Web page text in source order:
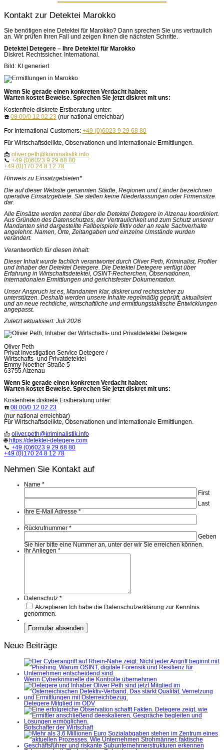
Kontakt zur Detektei Marokko
Sie benötigen eine Detektei für Marokko? Dann sprechen Sie uns vertraulich
an. Wir prüfen Ihren Fall und zeigen Ihnen die nächsten Schritte.
Detektei Detegere – Ihre Detektei für Marokko
Diskret. Rechtssicher. International.
Bild: KI generiert
Wenn Sie gerade einen konkreten Verdacht haben:
Warten kostet Beweise. Sprechen Sie jetzt diskret mit uns:
Kostenfreie diskrete Erstberatung unter:
☎️ 08 00/0 12 02 23 (nur national erreichbar)
For International Customers: +49 (0)6023 9 29 68 80
Für Wirtschaftsdelikte, Observationen und internationale Ermittlungen.
📩 oliver.peth@kriminalistik.info
📞 +49 (0)6023 9 29 68 80
+49 (0)170 24 8 12 78
Hinweis zu Einsatzgebieten*
Die auf dieser Website genannten Städte, Regionen und Länder bezeichnen
operative Einsatzgebiete. Sie stellen keine Niederlassungen oder Firmensitze
dar.
Alle Einsätze werden zentral über die Detektei Detegere in Alzenau koordiniert.
Aus Gründen des Datenschutzes, der Vertraulichkeit und zum Schutz unserer
Mandanten sind dargestellte Fallbeispiele fiktiv oder an reale Sachverhalte
angelehnt. Namen, Orte, Zeitangaben und einzelne Umstände wurden
verändert.
Verantwortlich für diesen Inhalt:
Dieser Inhalt wurde fachlich verantwortet durch Oliver Peth, Kriminalist, Profiler
und Inhaber der Detektei Detegere. Die Detektei Detegere verfügt über
Erfahrung in Wirtschaftsdetektei, OSINT-Recherchen, Observationen,
internationalen Ermittlungen und gerichtsfester Dokumentation.
Unser Anspruch ist es, Mandanten klar, diskret und rechtssicher zu
unterstützen. Deshalb werden unsere Inhalte regelmäßig geprüft, aktualisiert
und an neue rechtliche, wirtschaftliche und ermittlungstaktische Entwicklungen
angepasst.
Zuletzt aktualisiert: Juli 2026
Oliver Peth
Privat Investigation Service Detegere /
Wirtschafts- und Privatdetektei
Emmy-Noether-Straße 5
63755 Alzenau
Wenn Sie gerade einen konkreten Verdacht haben:
Warten kostet Beweise. Sprechen Sie jetzt diskret mit uns:
Kostenfreie diskrete Erstberatung unter:
☎️ 08 00/0 12 02 23
(nur national erreichbar)
Für Wirtschaftsdelikte, Observationen und internationale Ermittlungen.
📩 oliver.peth@kriminalistik.info
🌐 https://detektei-detegere.com
📞 +49 (0)6023 9 29 68 80
+49 (0)170 24 8 12 78
Nehmen Sie Kontakt auf
Name *
First
Last
Ihre E-Mail Adresse *
Rückrufnummer *
Geben
Sie hier bitte eine Nummer an, unter der wir Sie erreichen können.
Ihr Anliegen *
Datenschutz *
Akzeptieren Ich habe die Datenschutzerklärung zur Kenntnis
genommen.
Neue Beiträge
Wenn Cyberkriminelle die Kontrolle übernehmen
Detegere Mitglied im ÖDV
Botschafter der Wirtschaft